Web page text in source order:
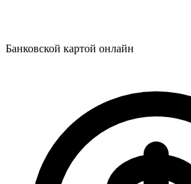
Банковской картой онлайн